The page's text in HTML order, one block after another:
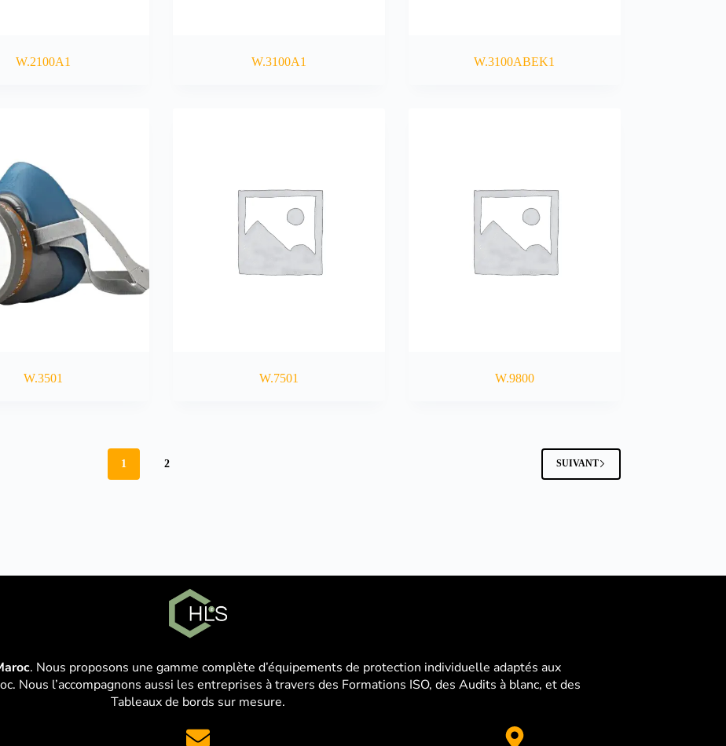
W.2100A1 W.3100A1 W.3100ABEK1
W.3501 W.7501 W.9800
1 2 SUIVANT
. Nous proposons une gamme complète d’équipements de protection individuelle adaptés aux
Nous l’accompagnons aussi les entreprises à travers des Formations ISO, des Audits à blanc, et des
Tableaux de bords sur mesure.